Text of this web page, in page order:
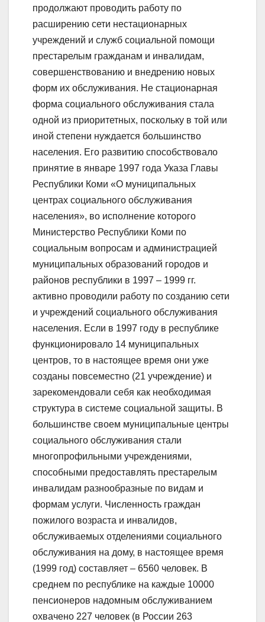
продолжают проводить работу по
расширению сети нестационарных
учреждений и служб социальной помощи
престарелым гражданам и инвалидам,
совершенствованию и внедрению новых
форм их обслуживания. Не стационарная
форма социального обслуживания стала
одной из приоритетных, поскольку в той или
иной степени нуждается большинство
населения. Его развитию способствовало
принятие в январе 1997 года Указа Главы
Республики Коми «О муниципальных
центрах социального обслуживания
населения», во исполнение которого
Министерство Республики Коми по
социальным вопросам и администрацией
муниципальных образований городов и
районов республики в 1997 – 1999 гг.
активно проводили работу по созданию сети
и учреждений социального обслуживания
населения. Если в 1997 году в республике
функционировало 14 муниципальных
центров, то в настоящее время они уже
созданы повсеместно (21 учреждение) и
зарекомендовали себя как необходимая
структура в системе социальной защиты. В
большинстве своем муниципальные центры
социального обслуживания стали
многопрофильными учреждениями,
способными предоставлять престарелым
инвалидам разнообразные по видам и
формам услуги. Численность граждан
пожилого возраста и инвалидов,
обслуживаемых отделениями социального
обслуживания на дому, в настоящее время
(1999 год) составляет – 6560 человек. В
среднем по республике на каждые 10000
пенсионеров надомным обслуживанием
охвачено 227 человек (в России 263